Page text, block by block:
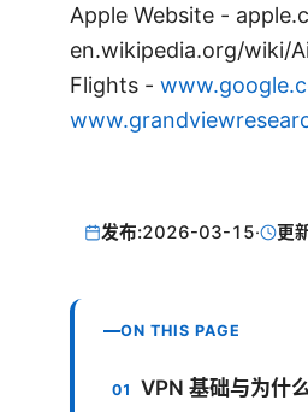
Apple Website -
en.wikipedia.org/wiki/
Flights -
发布:2026-03-15· 更
ON THIS PAGE
VPN 基础与为什